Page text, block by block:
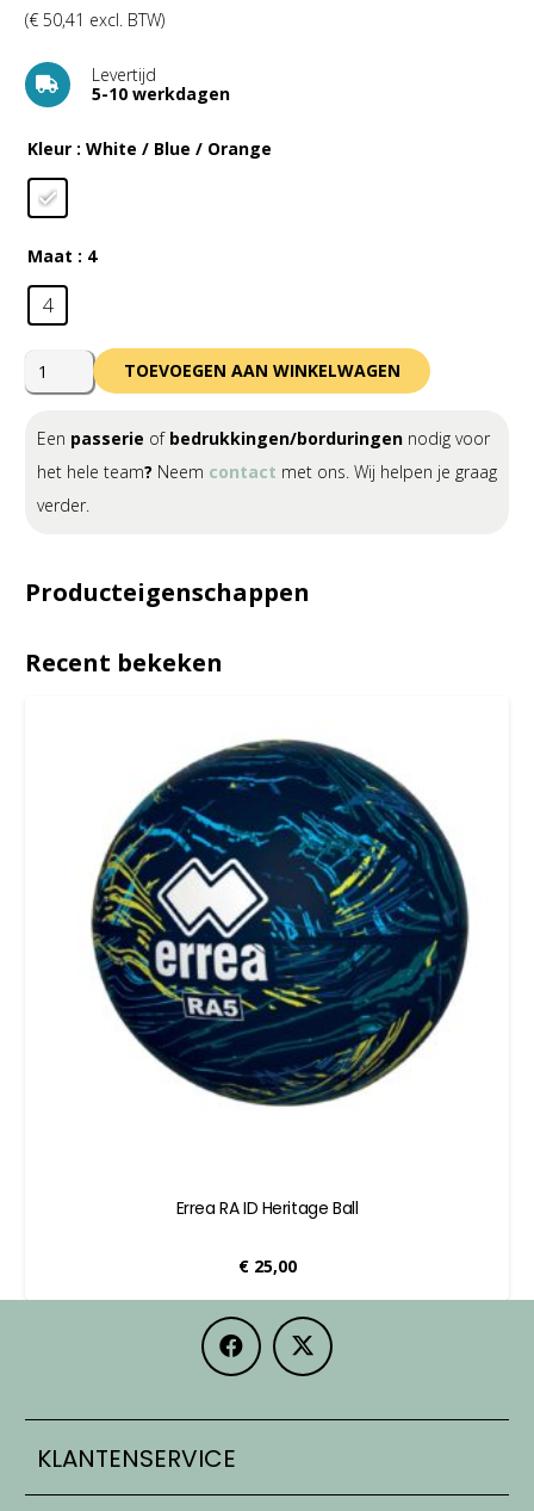
(€ 50,41 excl. BTW)
Levertijd
5-10 werkdagen
Kleur : White / Blue / Orange
Maat : 4
4
Errea
Huran
Hybrid
Heritage
Ball
TOEVOEGEN AAN WINKELWAGEN
Een passerie of bedrukkingen/borduringen nodig voor
het hele team? Neem contact met ons. Wij helpen je graag
verder.
Producteigenschappen
Recent bekeken
Errea RA ID Heritage Ball
€25,00
KLANTENSERVICE